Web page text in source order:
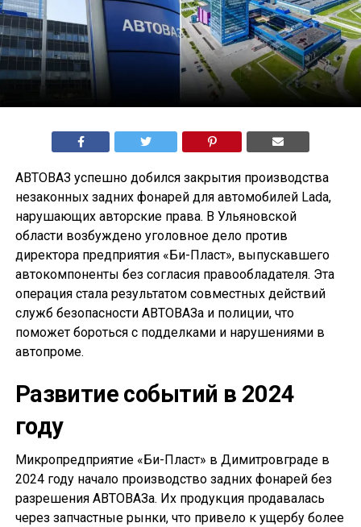
АВТОВАЗ успешно добился закрытия производства
незаконных задних фонарей для автомобилей Lada,
нарушающих авторские права. В Ульяновской
области возбуждено уголовное дело против
директора предприятия «Би-Пласт», выпускавшего
автокомпоненты без согласия правообладателя. Эта
операция стала результатом совместных действий
служб безопасности АВТОВАЗа и полиции, что
поможет бороться с подделками и нарушениями в
автопроме.
Развитие событий в 2024
году
Микропредприятие «Би-Пласт» в Димитровграде в
2024 году начало производство задних фонарей без
разрешения АВТОВАЗа. Их продукция продавалась
через запчастные рынки, что привело к ущербу более